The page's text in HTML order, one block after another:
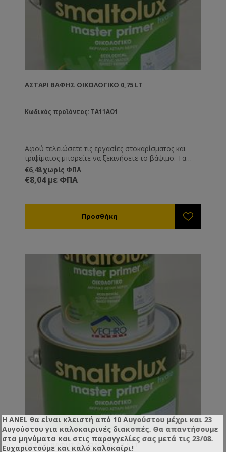
ΑΣΤΆΡΙ ΒΑΦΉΣ ΟΙΚΟΛΟΓΙΚΌ 0,75 LT
Κωδικός προϊόντος: TA11AO1
Αφού τελειώσετε τις εργασίες στοκαρίσματος και
τριψίματος μπορείτε να ξεκινήσετε το βάψιμο. Τα
αστάρι είναι το πρώτο υλικό που θα περάσετε. Πάνω
από τα αστάρια βάφετε με τα χρώματα. Αν θα
χρησιμοποιήσετε στη συνέχεια χρώματα οικολογικα
Συνδυάζεται με νερό. Δε συνδυάζεται με χημικούς
€6,48 χωρίς ΦΠΑ
€8,04 με ΦΠΑ
ΑΣΤΆΡΙ ΒΑΦΉΣ ΟΙΚΟΛΟΓΙΚΌ 2,5 LT
Η ANEL θα είναι κλειστή από 10 Αυγούστου μέχρι και 23
Αυγούστου για καλοκαιρινές διακοπές. Θα απαντήσουμε
στα μηνύματα και στις παραγγελίες σας μετά τις 23/08.
Ευχαριστούμε και καλό καλοκαίρι!